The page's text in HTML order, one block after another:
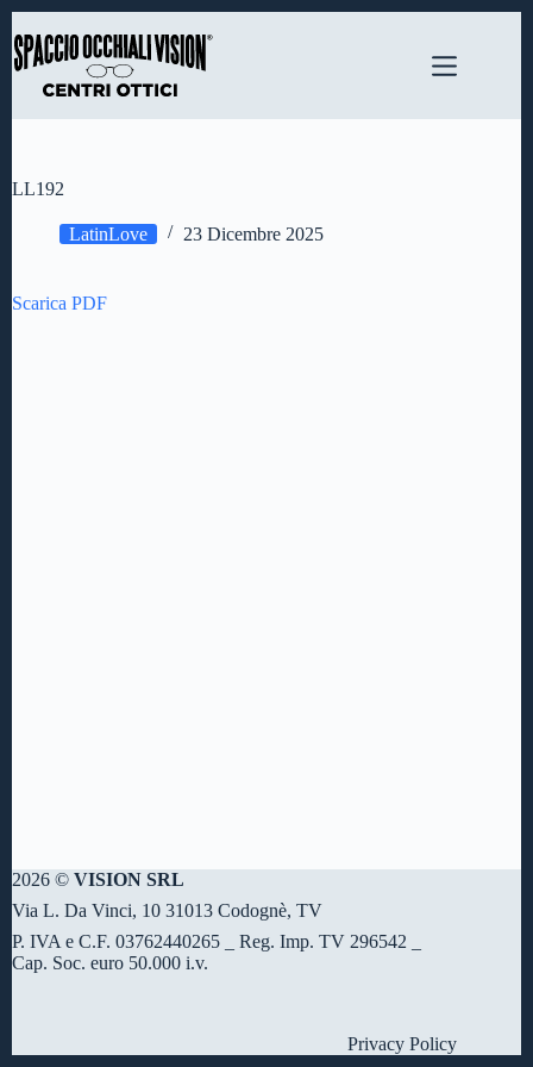
al
contenuto
LL192
LatinLove 23 Dicembre 2025
Scarica PDF
2026 © VISION SRL
Via L. Da Vinci, 10 31013 Codognè, TV
P. IVA e C.F. 03762440265 _ Reg. Imp. TV 296542 _
Cap. Soc. euro 50.000 i.v.
Privacy Policy